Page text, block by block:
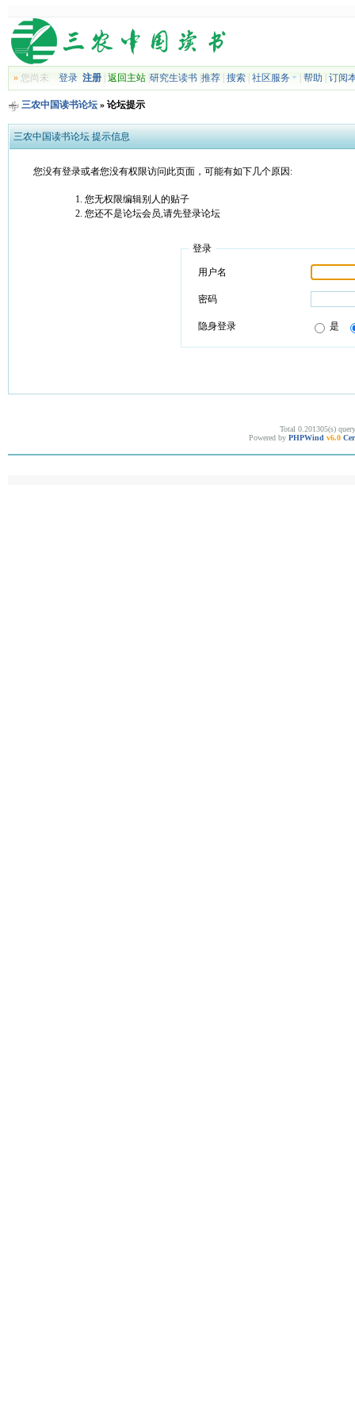
»您尚未 登录 注册| 返回主站| 研究生读书| 推荐| 搜索| 社区服务 帮助 订阅
三农中国读书论坛» 论坛提示
三农中国读书论坛 提示信息
您没有登录或者您没有权限访问此页面，可能有如下几个原因:
您无权限编辑别人的贴子
您还不是论坛会员,请先登录论坛
登录
用户名
密码
隐身登录 是
Total 0.201305(s)
Powered by PHPWind v6.0